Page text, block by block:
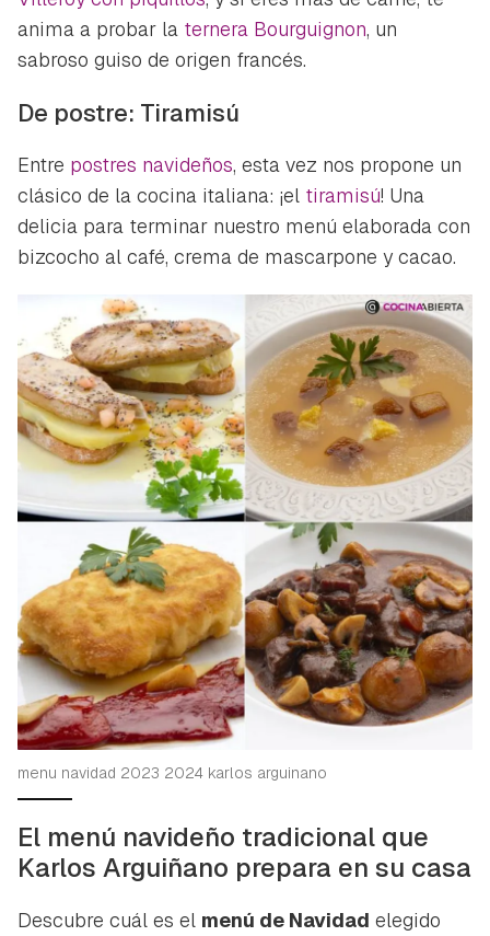
anima a probar la ternera Bourguignon, un
sabroso guiso de origen francés.
De postre: Tiramisú
Entre postres navideños, esta vez nos propone un
clásico de la cocina italiana: ¡el tiramisú! Una
delicia para terminar nuestro menú elaborada con
bizcocho al café, crema de mascarpone y cacao.
menu navidad 2023 2024 karlos arguinano
El menú navideño tradicional que
Karlos Arguiñano prepara en su casa
Descubre cuál es el menú de Navidad elegido